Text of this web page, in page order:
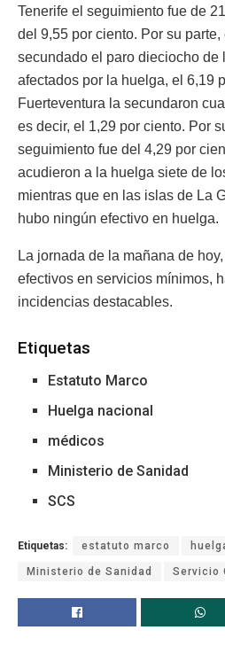
Tenerife el seguimiento fue de
del 9,55 por ciento. Por su
secundado el paro dieciocho de
afectados por la huelga, el 6,19
Fuerteventura la secundaron
es decir, el 1,29 por ciento. Por
seguimiento fue del 4,29 por
acudieron a la huelga siete de
mientras que en las islas de La
hubo ningún efectivo en huelga.
La jornada de la mañana de
efectivos en servicios mínimos,
incidencias destacables.
Etiquetas
Estatuto Marco
Huelga nacional
médicos
Ministerio de Sanidad
SCS
Etiquetas: estatuto marco
Ministerio de Sanidad Servicio